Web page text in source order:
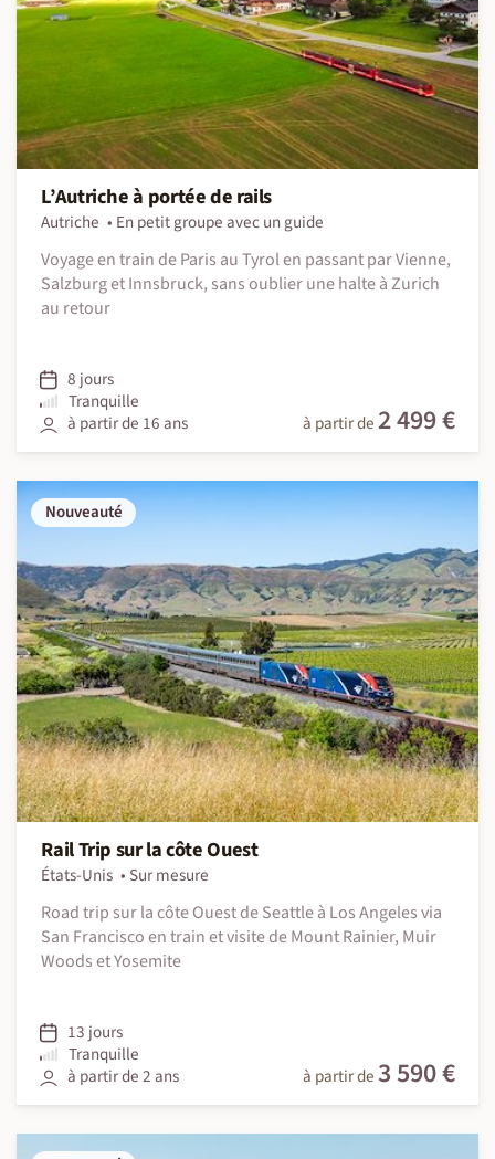
L’Autriche à portée de rails
Autriche
En petit groupe avec un guide
Voyage en train de Paris au Tyrol en passant par Vienne,
Salzburg et Innsbruck, sans oublier une halte à Zurich
au retour
8 jours
Tranquille
à partir de 16 ans
à partir de 2 499 €
Nouveauté
Rail Trip sur la côte Ouest
États-Unis
Sur mesure
Road trip sur la côte Ouest de Seattle à Los Angeles via
San Francisco en train et visite de Mount Rainier, Muir
Woods et Yosemite
13 jours
Tranquille
à partir de 2 ans
à partir de 3 590 €